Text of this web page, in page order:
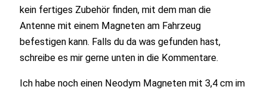
kein fertiges Zubehör finden, mit dem man die
Antenne mit einem Magneten am Fahrzeug
befestigen kann. Falls du da was gefunden hast,
schreibe es mir gerne unten in die Kommentare.
Ich habe noch einen Neodym Magneten mit 3,4 cm im